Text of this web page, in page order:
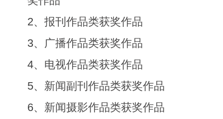
2、 报刊作品类获奖作品
3、 广播作品类获奖作品
4、 电视作品类获奖作品
5、 新闻副刊作品类获奖作品
6、 新闻摄影作品类获奖作品